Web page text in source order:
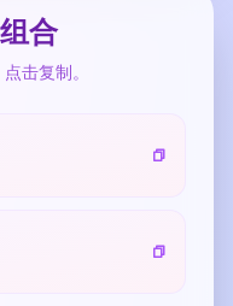
合
击复制。